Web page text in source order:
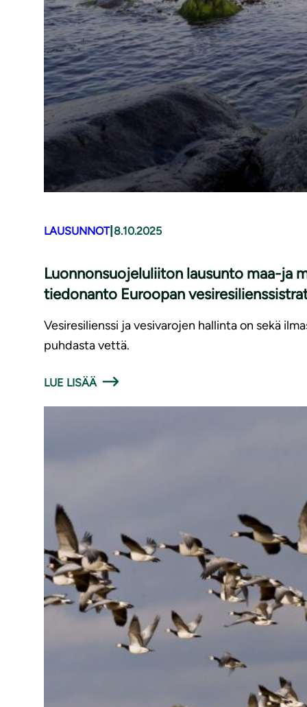
LAUSUNNOT| 8.10.2025
Luonnonsuojeluliiton lausunto maa-ja
tiedonanto Euroopan
Vesiresilienssi ja vesivarojen hallinta on sekä
puhdasta vettä.
LUE LISÄÄ